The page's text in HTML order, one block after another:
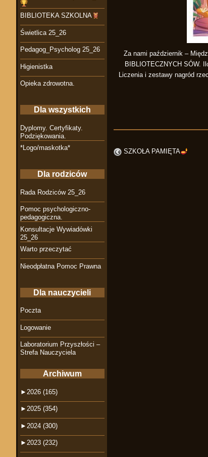
Za nami październik –
BIBLIOTECZNYCH SÓW.
Liczenia i zestawy nagród
SZKOŁA PAMIĘTA
BIBLIOTEKA SZKOLNA
Świetlica 25_26
Pedagog_Psycholog 25_26
Higienistka
Opieka zdrowotna.
Dla wszystkich
Dyplomy. Certyfikaty.
Podziękowania.
*Logo/maskotka*
Dla rodziców
Rada Rodziców 25_26
Pomoc psychologiczno-
pedagogiczna.
Konsultacje Wywiadówki
25_26
Warto przeczytać
Nieodpłatna Pomoc Prawna
Dla nauczycieli
Poczta
Logowanie
Laboratorium Przyszłości –
Strefa Nauczyciela
Archiwum
► 2026 (165)
► 2025 (354)
► 2024 (300)
► 2023 (232)